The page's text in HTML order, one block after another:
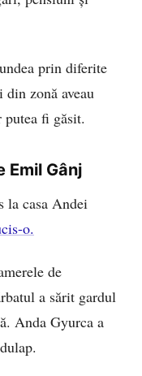
prin diferite
zonă aveau
fi găsit.
Emil Gânj
la casa Andei
o.
de
a sărit gardul
Anda Gyurca a